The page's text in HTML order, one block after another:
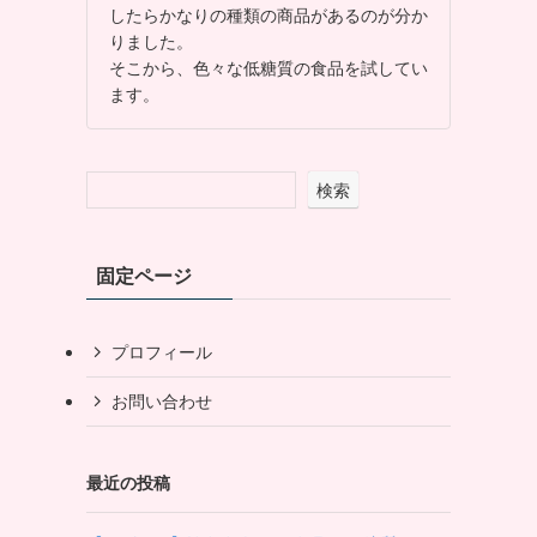
したらかなりの種類の商品があるのが分か
りました。
そこから、色々な低糖質の食品を試してい
ます。
検索
固定ページ
プロフィール
お問い合わせ
最近の投稿